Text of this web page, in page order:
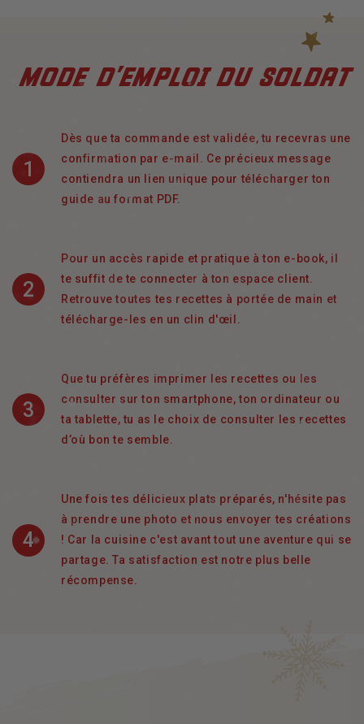
MODE D’EMPLOI DU SOLDAT
1
Dès que ta commande est validée, tu recevras une
confirmation par e-mail. Ce précieux message
contiendra un lien unique pour télécharger ton
guide au format PDF.
2
Pour un accès rapide et pratique à ton e-book, il
te suffit de te connecter à ton espace client.
Retrouve toutes tes recettes à portée de main et
télécharge-les en un clin d'œil.
3
Que tu préfères imprimer les recettes ou les
consulter sur ton smartphone, ton ordinateur ou
ta tablette, tu as le choix de consulter les recettes
d’où bon te semble.
4
Une fois tes délicieux plats préparés, n'hésite pas
à prendre une photo et nous envoyer tes créations
! Car la cuisine c'est avant tout une aventure qui se
partage. Ta satisfaction est notre plus belle
récompense.